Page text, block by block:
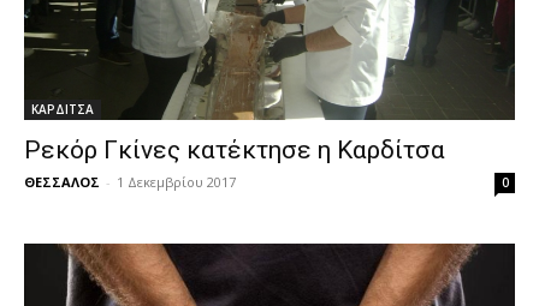
ΚΑΡΔΙΤΣΑ
Ρεκόρ Γκίνες κατέκτησε η Καρδίτσα
ΘΕΣΣΑΛΟΣ - 1 Δεκεμβρίου 2017 0